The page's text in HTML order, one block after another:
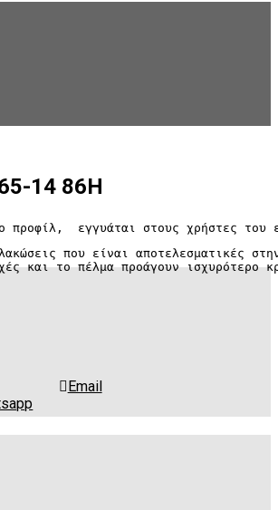
14 86H
προφίλ,  εγγυάται στους χρήστες
που είναι αποτελεσματικές
και το πέλμα προάγουν ισχυρότερο
Email